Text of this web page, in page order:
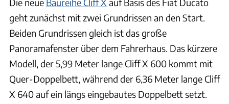
geht zunächst mit zwei Grundrissen an den Start.
Beiden Grundrissen gleich ist das große
Panoramafenster über dem Fahrerhaus. Das kürzere
Modell, der 5,99 Meter lange Cliff X 600 kommt mit
Quer-Doppelbett, während der 6,36 Meter lange Cliff
X 640 auf ein längs eingebautes Doppelbett setzt.